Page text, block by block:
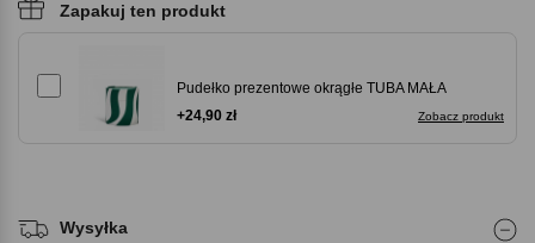
Zapakuj ten produkt
Pudełko prezentowe okrągłe TUBA MAŁA
Zobacz produkt
+24,90 zł
Wysyłka